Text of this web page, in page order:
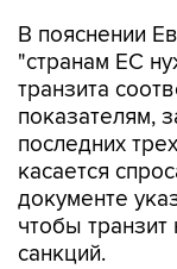
В пояснении
"странам ЕС
транзита
показателям,
последних
касается
документе
чтобы
санкций.